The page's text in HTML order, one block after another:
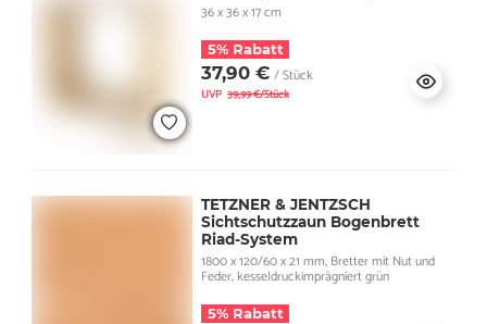
36 x 36 x 17 cm
5% Rabatt
37,90 € / Stück
UVP 39,99 €/Stück
TETZNER & JENTZSCH
Sichtschutzzaun Bogenbrett
Riad-System
1800 x 120/60 x 21 mm, Bretter mit Nut und
Feder, kesseldruckimprägniert grün
5% Rabatt